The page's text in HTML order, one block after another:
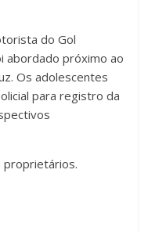
do Gol
abordado próximo ao
Os adolescentes
para registro da
proprietários.